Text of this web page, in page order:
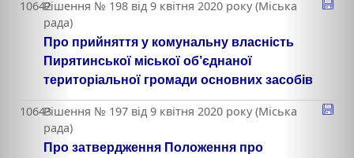
10642Рішення № 198 від 9 квітня 2020 року (Міська
рада)
Про прийняття у комунальну власність
Пирятинської міської об’єднаної
територіальної громади основних засобів
10643Рішення № 197 від 9 квітня 2020 року (Міська
рада)
Про затвердження Положення про